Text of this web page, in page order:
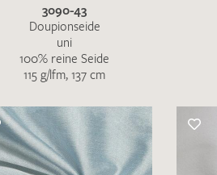
3090-43
Doupionseide
uni
100% reine Seide
115 g/lfm, 137 cm